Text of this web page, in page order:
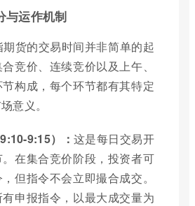
与运作机制
货的交易时间并非简单的起
竞价、连续竞价以及上午、
构成，每个环节都有其特定
意义。
9:15）： 这是每日交易开
在集合竞价阶段，投资者可
但指令不会立即撮合成交。
申报指令，以最大成交量为